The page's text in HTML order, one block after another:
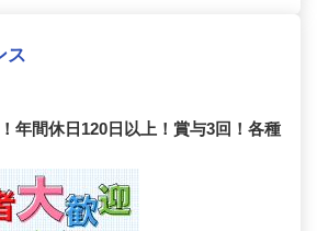
ス
年間休日120日以上！賞与3回！各種